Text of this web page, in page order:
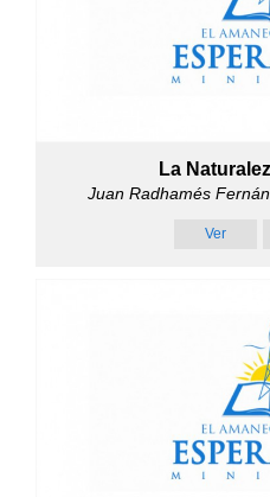
La
Juan Radhamés
Ver